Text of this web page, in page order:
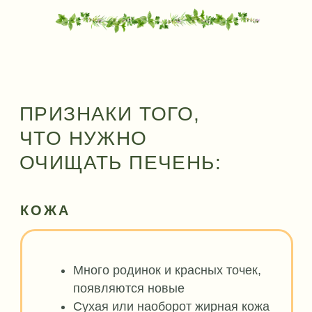
Выведение шлаков и токсинов,
Помогаем организму добавками,
и лимфу
КРАТКАЯ ПРОГРАММА